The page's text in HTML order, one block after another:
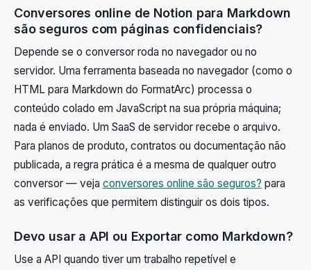
Conversores online de Notion para Markdown
são seguros com páginas confidenciais?
Depende se o conversor roda no navegador ou no
servidor. Uma ferramenta baseada no navegador (como o
HTML para Markdown do FormatArc) processa o
conteúdo colado em JavaScript na sua própria máquina;
nada é enviado. Um SaaS de servidor recebe o arquivo.
Para planos de produto, contratos ou documentação não
publicada, a regra prática é a mesma de qualquer outro
conversor — veja conversores online são seguros? para
as verificações que permitem distinguir os dois tipos.
Devo usar a API ou Exportar como Markdown?
Use a API quando tiver um trabalho repetível e